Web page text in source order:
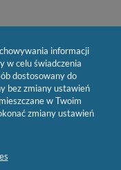
informacji
w celu świadczenia
dostosowany do
bez zmiany ustawień
w Twoim
zmiany ustawień